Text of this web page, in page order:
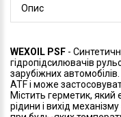
Опис
WEXOIL PSF -
гідропідсилювачів
зарубіжних
ATF і може
Містить герметик, який
рідини і вихід